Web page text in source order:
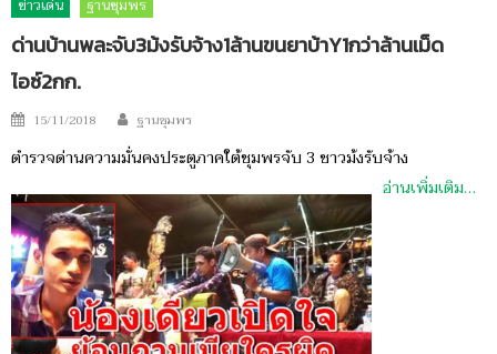
ข่าวเด่น ฐานชุมพร
ด่านบ้านพละจับ3ม้งรับจ้าง1ล้านขนยาบ้าY1กว่าล้านเม็ด
ไอซ์2กก.
Posted
15/11/2018 Author
ฐานชุมพร
ตำรวจด่านความมั่นคงประตูภาคใต้ชุมพรจับ 3 ชาวม้งรับจ้าง
อ่านเพิ่มเติม…